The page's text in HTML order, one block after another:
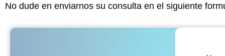
No dude en enviarnos su consulta en el siguiente